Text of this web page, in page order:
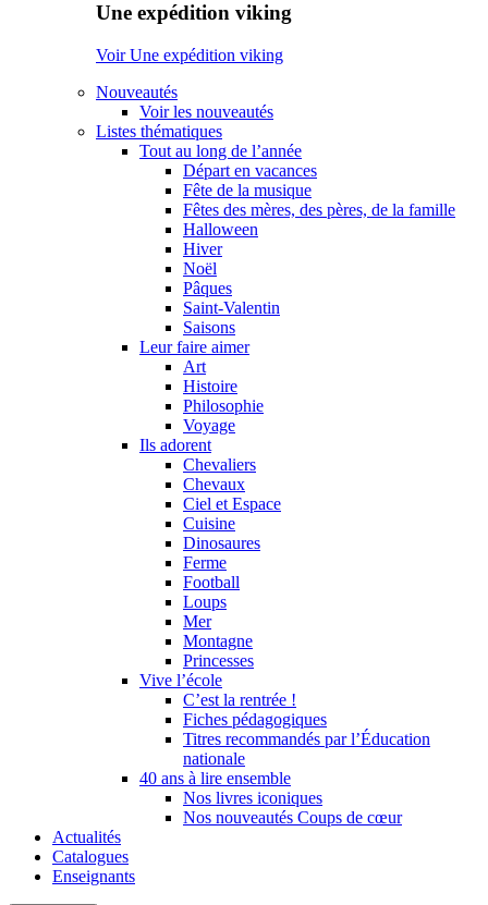
Une expédition viking
Voir Une expédition viking
Nouveautés
Voir les nouveautés
Listes thématiques
Tout au long de l’année
Départ en vacances
Fête de la musique
Fêtes des mères, des pères, de la famille
Halloween
Hiver
Noël
Pâques
Saint-Valentin
Saisons
Leur faire aimer
Art
Histoire
Philosophie
Voyage
Ils adorent
Chevaliers
Chevaux
Ciel et Espace
Cuisine
Dinosaures
Ferme
Football
Loups
Mer
Montagne
Princesses
Vive l’école
C’est la rentrée !
Fiches pédagogiques
Titres recommandés par l’Éducation
nationale
40 ans à lire ensemble
Nos livres iconiques
Nos nouveautés Coups de cœur
Actualités
Catalogues
Enseignants